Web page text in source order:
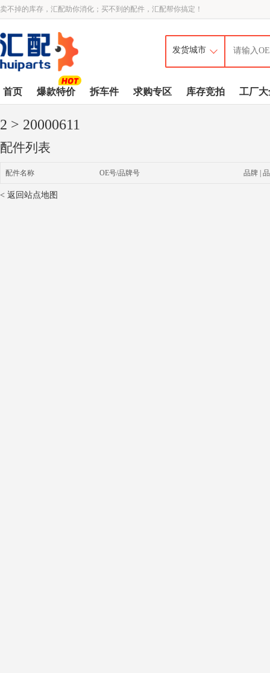
卖不掉的库存，汇配助你消化；买不到的配件，汇配帮你搞定！
首页 爆款特价 拆车件 求购专区 库存竞拍 工厂大
2 > 20000611
配件列表
配件名称 OE号/品牌号 品牌 |
< 返回站点地图